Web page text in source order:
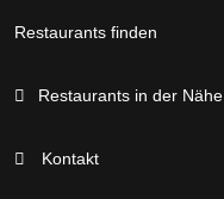
Restaurants finden
Restaurants in der Nähe
Kontakt